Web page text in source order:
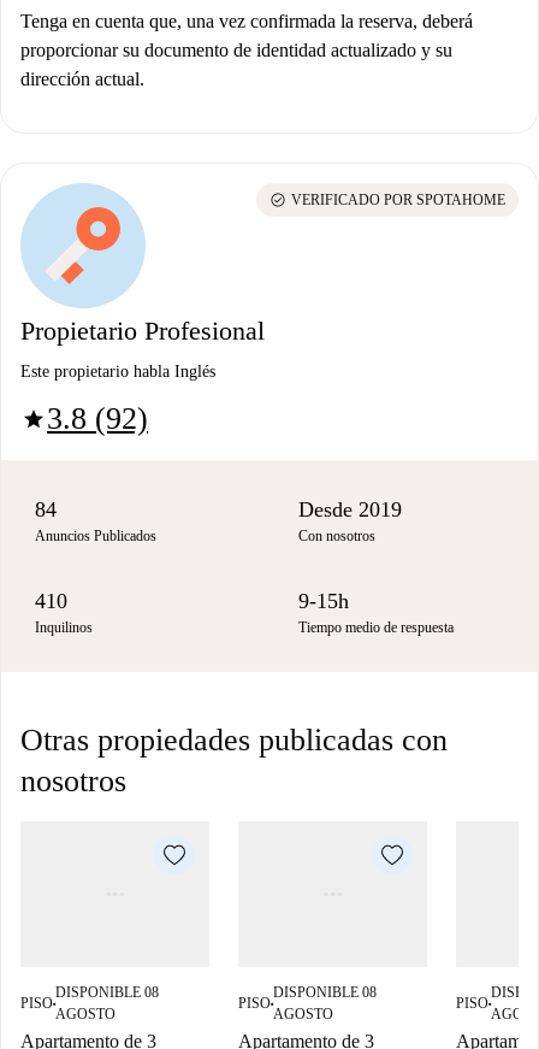
Tenga en cuenta que, una vez confirmada la reserva, deberá
proporcionar su documento de identidad actualizado y su
dirección actual.
Propietario Profesional
Este propietario habla Inglés
star3.8 (92)
check_circle VERIFICADO POR SPOTAHOME
84
Anuncios Publicados
Desde 2019
Con nosotros
410
Inquilinos
9-15h
Tiempo medio de respuesta
Otras propiedades publicadas con
nosotros
PISO■
DISPONIBLE 08
AGOSTO
Apartamento de 3
PISO■
DISPONIBLE 08
AGOSTO
Apartamento de 3
PISO■